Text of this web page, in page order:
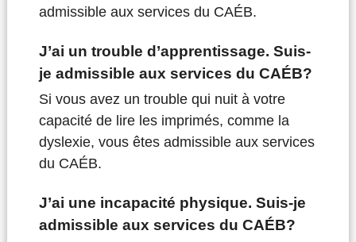
admissible aux services du CAÉB.
J’ai un trouble d’apprentissage. Suis-
je admissible aux services du CAÉB?
Si vous avez un trouble qui nuit à votre
capacité de lire les imprimés, comme la
dyslexie, vous êtes admissible aux services
du CAÉB.
J’ai une incapacité physique. Suis-je
admissible aux services du CAÉB?